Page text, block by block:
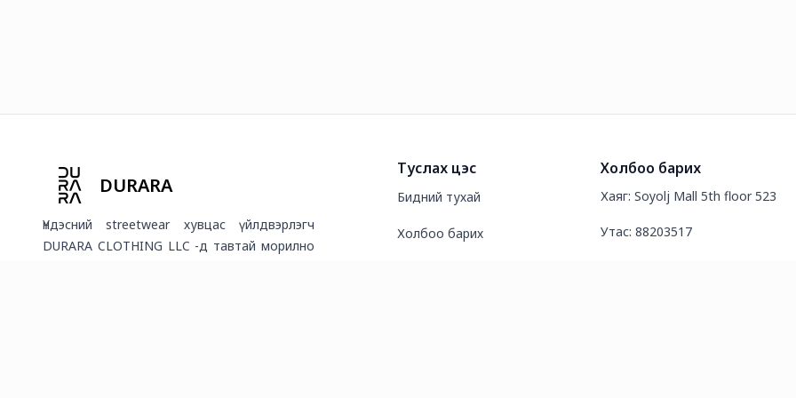
DURARA
Үндэсний streetwear хувцас үйлдвэрлэгч
DURARA CLOTHING LLC -д тавтай морилно
Туслах цэс
Бидний тухай
Холбоо барих
Холбоо барих
Хаяг: Soyolj Mall 5th floor 523
Утас: 88203517